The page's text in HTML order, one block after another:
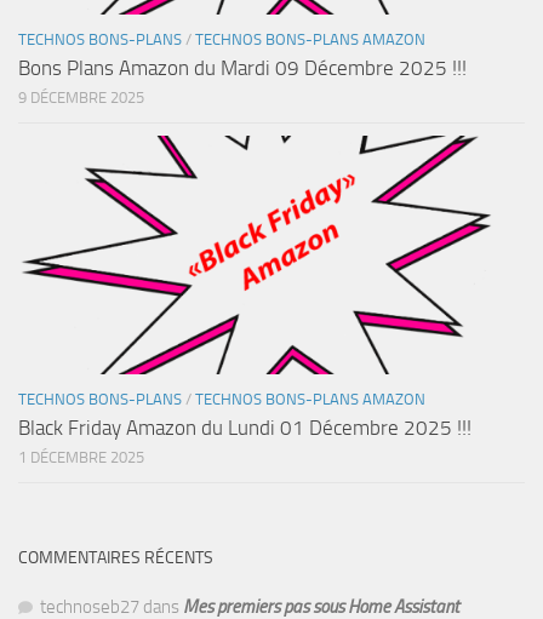
TECHNOS BONS-PLANS / TECHNOS BONS-PLANS AMAZON
Bons Plans Amazon du Mardi 09 Décembre 2025 !!!
9 DÉCEMBRE 2025
TECHNOS BONS-PLANS / TECHNOS BONS-PLANS AMAZON
Black Friday Amazon du Lundi 01 Décembre 2025 !!!
1 DÉCEMBRE 2025
COMMENTAIRES RÉCENTS
technoseb27 dans Mes premiers pas sous Home Assistant